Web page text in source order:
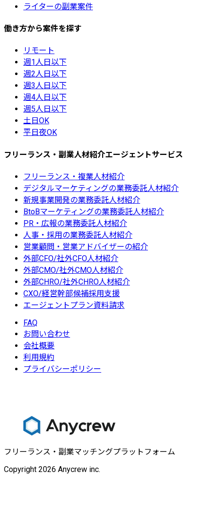
ライターの副業案件
働き方から案件を探す
リモート
週1人日以下
週2人日以下
週3人日以下
週4人日以下
週5人日以下
土日OK
平日夜OK
フリーランス・副業人材紹介エージェントサービス
フリーランス・複業人材紹介
デジタルマーケティングの業務委託人材紹介
新規事業開発の業務委託人材紹介
BtoBマーケティングの業務委託人材紹介
PR・広報の業務委託人材紹介
人事・採用の業務委託人材紹介
営業顧問・営業アドバイザーの紹介
外部CFO/社外CFO人材紹介
外部CMO/社外CMO人材紹介
外部CHRO/社外CHRO人材紹介
CXO/経営幹部候補採用支援
エージェントプラン資料請求
FAQ
お問い合わせ
会社概要
利用規約
プライバシーポリシー
フリーランス・副業マッチングプラットフォーム
Copyright 2026 Anycrew inc.